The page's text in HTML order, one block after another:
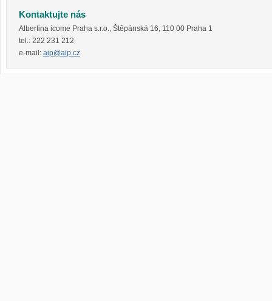
Kontaktujte nás
Albertina icome Praha s.r.o., Štěpánská 16, 110 00 Praha 1
tel.: 222 231 212
e-mail: aip@aip.cz